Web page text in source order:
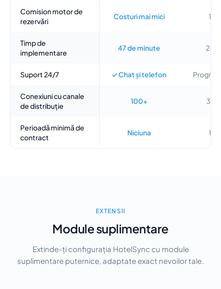
Comision motor de
rezervări
Costuri mai mici
Timp de
implementare
47 de minute 2-5
Suport 24/7 ✓ Chat și telefon
Conexiuni cu canale
de distribuție
100+
Perioadă minimă de
contract
Niciuna 12
EXTENSII
Module suplimentare
Extinde-ți configurația HotelSync cu module
suplimentare puternice, adaptate exact nevoilor tale.